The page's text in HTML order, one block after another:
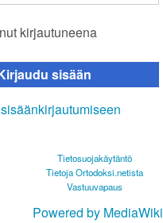
kirjautuneena
sisään
Tietosuojakäytäntö
Tietoja Ortodoksi.netista
Vastuuvapaus
Powered by MediaWiki